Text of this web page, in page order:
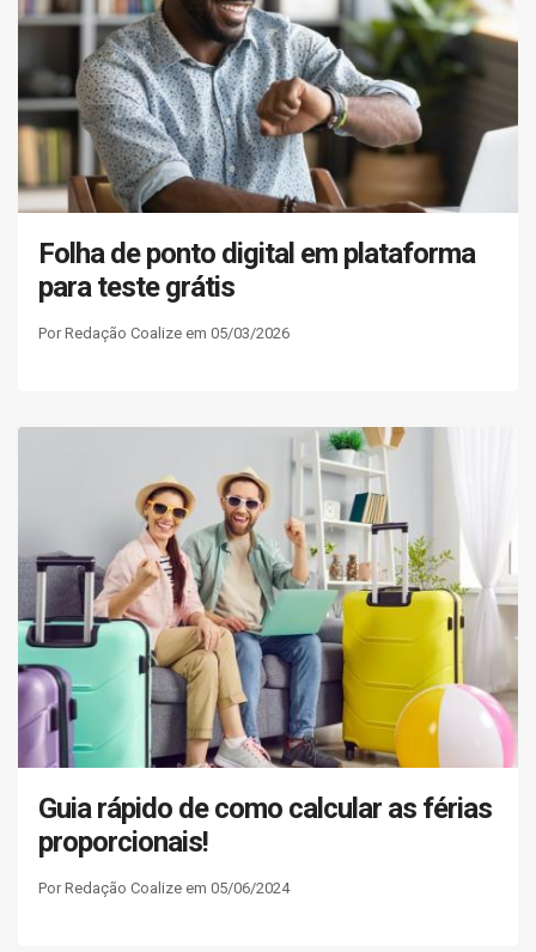
Folha de ponto digital em plataforma
para teste grátis
Por Redação Coalize em 05/03/2026
Guia rápido de como calcular as férias
proporcionais!
Por Redação Coalize em 05/06/2024